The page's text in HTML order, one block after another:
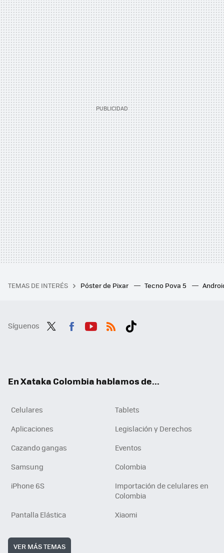
TEMAS DE INTERÉS Póster de Pixar Tecno Pova 5
Síguenos
En Xataka Colombia hablamos de...
Celulares
Tablets
Aplicaciones
Legislación y Derechos
Cazando gangas
Eventos
Samsung
Colombia
iPhone 6S
Importación de celulares en
Colombia
Pantalla Elástica
Xiaomi
VER MÁS TEMAS